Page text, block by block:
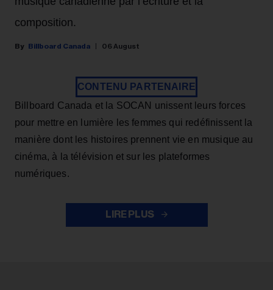
composition.
Billboard Canada 06 August
CONTENU PARTENAIRE
Billboard Canada et la SOCAN unissent leurs forces
pour mettre en lumière les femmes qui redéfinissent la
manière dont les histoires prennent vie en musique au
cinéma, à la télévision et sur les plateformes
numériques.
LIRE PLUS